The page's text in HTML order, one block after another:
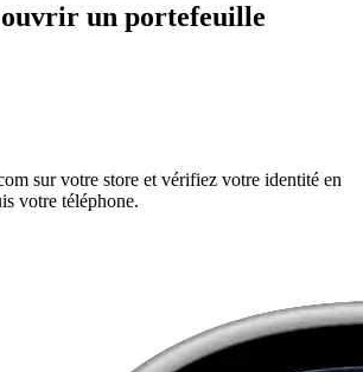
ouvrir un portefeuille
sur votre store et vérifiez votre identité en
votre téléphone.